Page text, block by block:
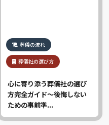
葬儀の流れ
葬儀社の選び方
心に寄り添う葬儀社の選び
方完全ガイド～後悔しない
ための事前準...